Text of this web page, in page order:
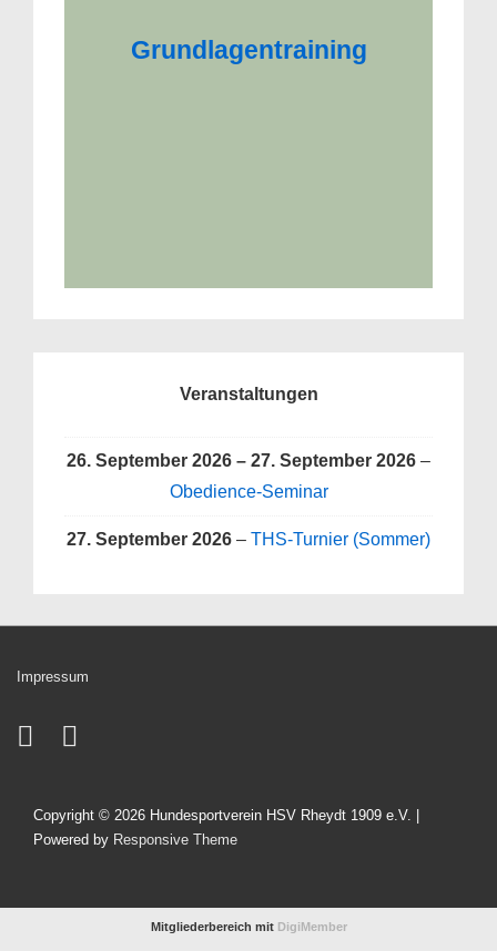
Grundlagentraining
Veranstaltungen
26. September 2026 – 27. September 2026 –
Obedience-Seminar
27. September 2026 – THS-Turnier (Sommer)
Impressum
Copyright © 2026 Hundesportverein HSV Rheydt 1909 e.V. |
Powered by Responsive Theme
Mitgliederbereich mit DigiMember